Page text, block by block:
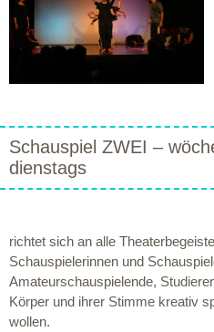
Schauspiel ZWEI –
dienstags
richtet sich an alle
Schauspielerinnen und
Amateurschauspielende,
Körper und ihrer Stimme kreativ
wollen.